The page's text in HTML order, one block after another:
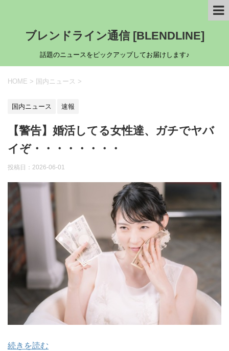
ブレンドライン通信 [BLENDLINE]
話題のニュースをピックアップしてお届けします♪
HOME > 国内ニュース >
国内ニュース 速報
【警告】婚活してる女性達、ガチでヤバ
イぞ・・・・・・・・
投稿日： 2026-06-01
続きを読む